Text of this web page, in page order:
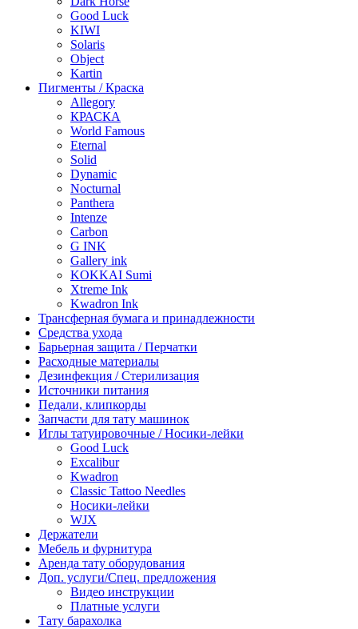
Good Luck
KIWI
Solaris
Object
Kartin
Пигменты / Краска
Allegory
КРАСКА
World Famous
Eternal
Solid
Dynamic
Nocturnal
Panthera
Intenze
Carbon
G INK
Gallery ink
KOKKAI Sumi
Xtreme Ink
Kwadron Ink
Трансферная бумага и принадлежности
Средства ухода
Барьерная защита / Перчатки
Расходные материалы
Дезинфекция / Стерилизация
Источники питания
Педали, клипкорды
Запчасти для тату машинок
Иглы татуировочные / Носики-лейки
Good Luck
Excalibur
Kwadron
Classic Tattoo Needles
Носики-лейки
WJX
Держатели
Мебель и фурнитура
Аренда тату оборудования
Доп. услуги/Спец. предложения
Видео инструкции
Платные услуги
Тату барахолка